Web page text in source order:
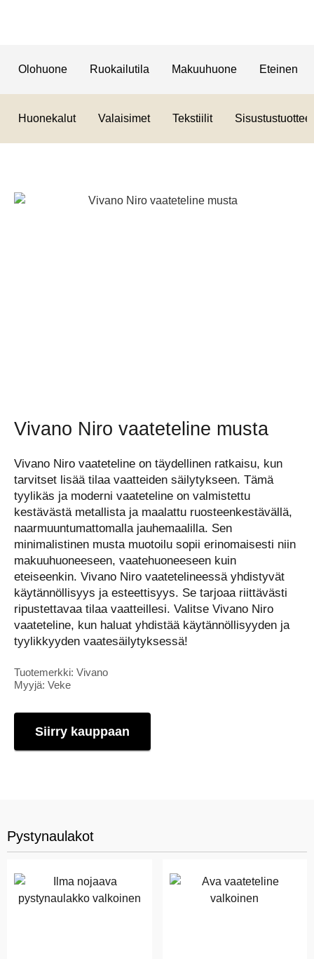
Olohuone Ruokailutila Makuuhuone Eteinen
Huonekalut Valaisimet Tekstiilit Sisustustuotteet
Vivano Niro vaateteline musta
Vivano Niro vaateteline on täydellinen ratkaisu, kun
tarvitset lisää tilaa vaatteiden säilytykseen. Tämä
tyylikäs ja moderni vaateteline on valmistettu
kestävästä metallista ja maalattu ruosteenkestävällä,
naarmuuntumattomalla jauhemaalilla. Sen
minimalistinen musta muotoilu sopii erinomaisesti niin
makuuhuoneeseen, vaatehuoneeseen kuin
eteiseenkin. Vivano Niro vaatetelineessä yhdistyvät
käytännöllisyys ja esteettisyys. Se tarjoaa riittävästi
ripustettavaa tilaa vaatteillesi. Valitse Vivano Niro
vaateteline, kun haluat yhdistää käytännöllisyyden ja
tyylikkyyden vaatesäilytyksessä!
Tuotemerkki: Vivano
Myyjä: Veke
Siirry kauppaan
Pystynaulakot